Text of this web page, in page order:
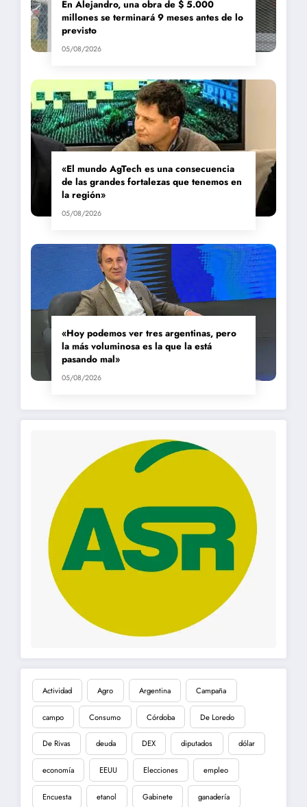
En Alejandro, una obra de $ 5.000
millones se terminará 9 meses antes de lo
previsto
05/08/2026
«El mundo AgTech es una consecuencia
de las grandes fortalezas que tenemos en
la región»
05/08/2026
«Hoy podemos ver tres argentinas, pero
la más voluminosa es la que la está
pasando mal»
05/08/2026
Actividad Agro Argentina Campaña
campo Consumo Córdoba De Loredo
De Rivas deuda DEX diputados dólar
economía EEUU Elecciones empleo
Encuesta etanol Gabinete ganadería